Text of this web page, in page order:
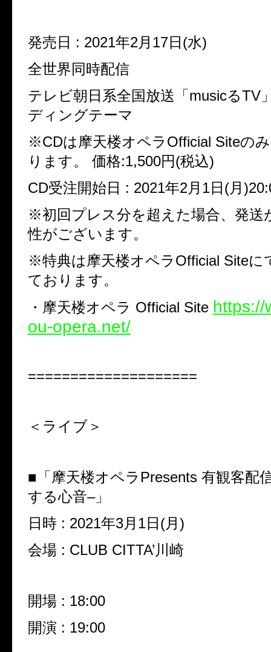
発売日 : 2021年2月 17日 (水)
全世界同時配信
テレビ朝日系全国放送「 musicるTV
ディングテーマ
※CDは摩天楼オペラ Official Siteの
ります。
価格:1,500円(税込)
CD受注開始日 : 2021年2月 1日 (月
※初回プレス分を超えた場合、発送
性がございます。
※特典は摩天楼オペラ Official Siteに
ております。
・摩天楼オペラ Official Site https://
ou-opera.net/
====================
＜ライブ＞
■「摩天楼オペラ Presents 有観客配
する心音–」
日時 : 2021年3月 1日 (月 )
会場 : CLUB CITTA’川崎
開場 : 18:00
開演 : 19:00